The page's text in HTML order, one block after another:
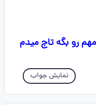
رو بگه تاج میدم
نمایش جواب